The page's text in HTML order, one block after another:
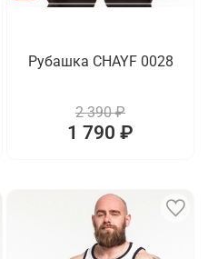
Рубашка CHAYF 0028
2 390 ₽
1 790 ₽